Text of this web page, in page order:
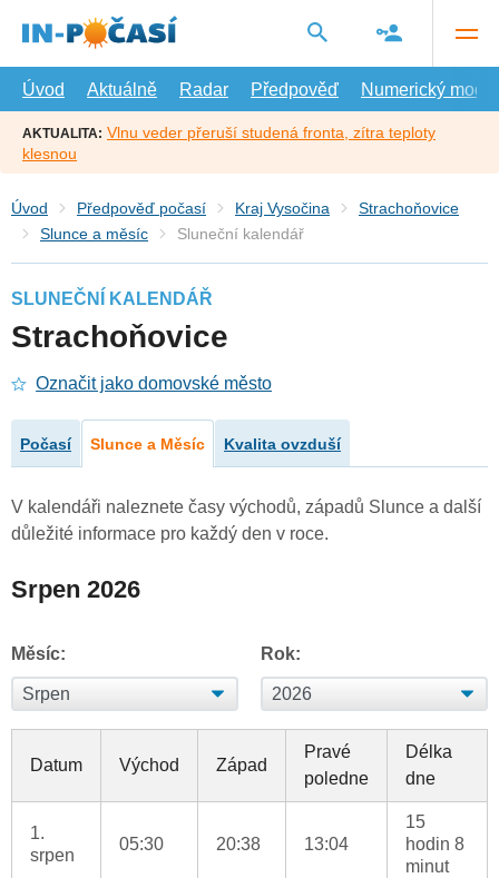
hlavní
Úvod
Aktuálně Radar Předpověď Numerický model
AKTUALITA: Vlnu veder přeruší studená fronta, zítra teploty
klesnou
Úvod Předpověď počasí Kraj Vysočina
Strachoňovice
Slunce a měsíc
Sluneční kalendář
SLUNEČNÍ KALENDÁŘ
Strachoňovice
Označit jako domovské město
Počasí Slunce a Měsíc Kvalita ovzduší
V kalendáři naleznete časy východů, západů Slunce a další
důležité informace pro každý den v roce.
Srpen 2026
Měsíc: Rok:
Datum Východ Západ
Pravé
poledne
Délka
dne
1.
srpen
05:30 20:38 13:04
15
hodin 8
minut